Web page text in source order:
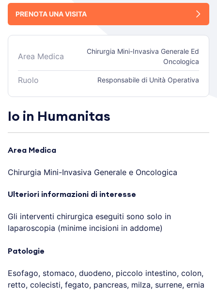
PRENOTA UNA VISITA
Area Medica
Chirurgia Mini-Invasiva Generale Ed
Oncologica
Ruolo Responsabile di Unità Operativa
Io in Humanitas
Area Medica
Chirurgia Mini-Invasiva Generale e Oncologica
Ulteriori informazioni di interesse
Gli interventi chirurgica eseguiti sono solo in
laparoscopia (minime incisioni in addome)
Patologie
Esofago, stomaco, duodeno, piccolo intestino, colon,
retto, colecisti, fegato, pancreas, milza, surrene, ernia